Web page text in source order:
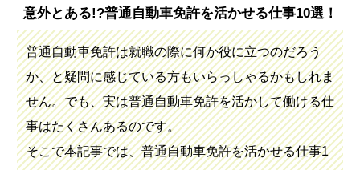
意外とある!?普通自動車免許を活かせる仕事10選！
普通自動車免許は就職の際に何か役に立つのだろう
か、と疑問に感じている方もいらっしゃるかもしれま
せん。でも、実は普通自動車免許を活かして働ける仕
事はたくさんあるのです。
そこで本記事では、普通自動車免許を活かせる仕事1